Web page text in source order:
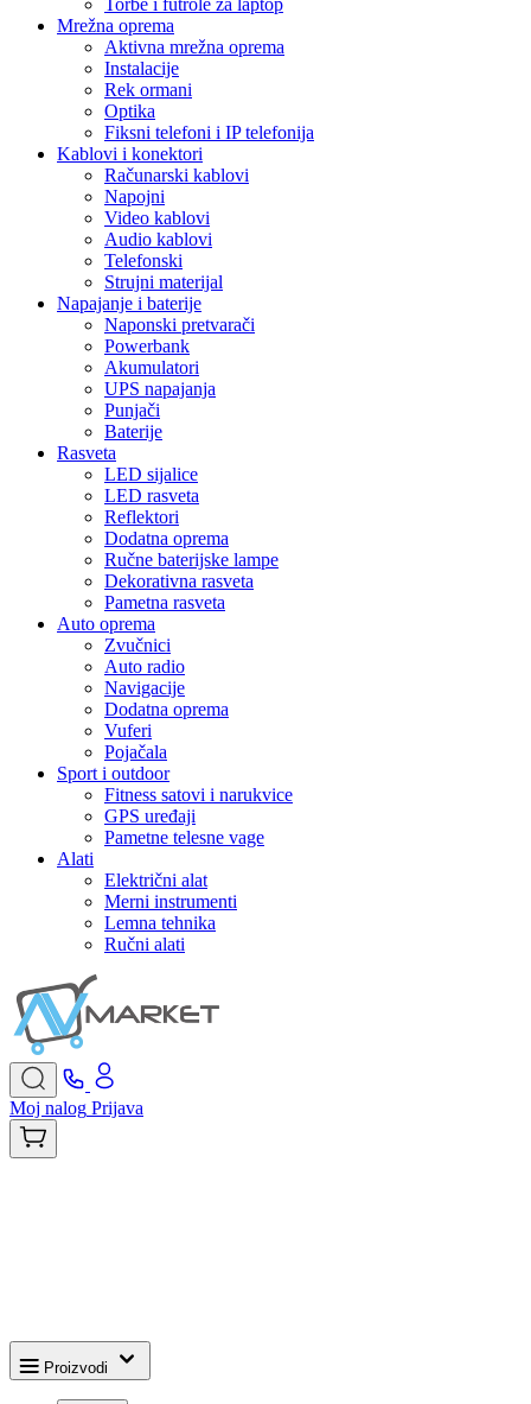
Mrežna oprema
Aktivna mrežna oprema
Instalacije
Rek ormani
Optika
Fiksni telefoni i IP telefonija
Kablovi i konektori
Računarski kablovi
Napojni
Video kablovi
Audio kablovi
Telefonski
Strujni materijal
Napajanje i baterije
Naponski pretvarači
Powerbank
Akumulatori
UPS napajanja
Punjači
Baterije
Rasveta
LED sijalice
LED rasveta
Reflektori
Dodatna oprema
Ručne baterijske lampe
Dekorativna rasveta
Pametna rasveta
Auto oprema
Zvučnici
Auto radio
Navigacije
Dodatna oprema
Vuferi
Pojačala
Sport i outdoor
Fitness satovi i narukvice
GPS uređaji
Pametne telesne vage
Alati
Električni alat
Merni instrumenti
Lemna tehnika
Ručni alati
Moj nalog Prijava
Proizvodi